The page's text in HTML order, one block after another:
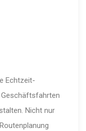
Echtzeit-
Nicht nur